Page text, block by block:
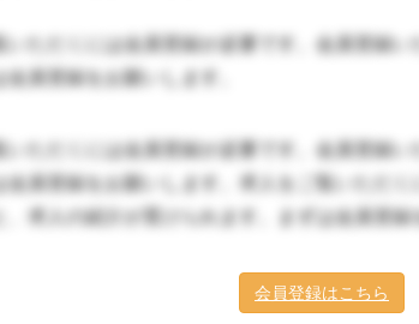
いただくには会員登録が必要です。会員登録
会員登録をお願いします。
いただくには会員登録が必要です。会員登録
会員登録をお願いします。求人をご覧いただ
、求人の紹介が受けられます。まずは会員登録
会員登録はこちら